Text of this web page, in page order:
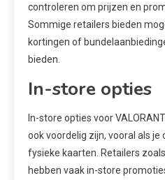
controleren om prijzen en
Sommige retailers bieden
kortingen of
bieden.
In-store opties
In-store opties voor
ook voordelig zijn, vooral als
fysieke kaarten. Retailers
hebben vaak in-store